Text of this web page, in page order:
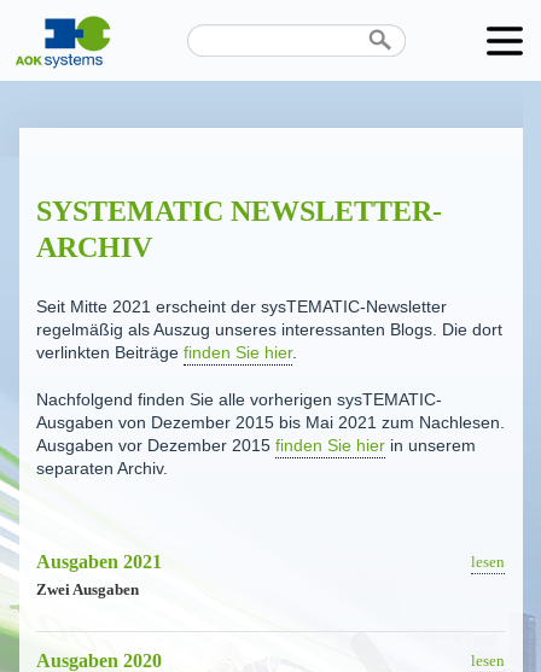
SYSTEMATIC NEWSLETTER-
ARCHIV
Seit Mitte 2021 erscheint der sysTEMATIC-Newsletter
regelmäßig als Auszug unseres interessanten Blogs. Die dort
verlinkten Beiträge finden Sie hier.
Nachfolgend finden Sie alle vorherigen sysTEMATIC-
Ausgaben von Dezember 2015 bis Mai 2021 zum Nachlesen.
Ausgaben vor Dezember 2015 finden Sie hier in unserem
separaten Archiv.
lesen
Ausgaben 2021
Zwei Ausgaben
lesen
Ausgaben 2020
Karriere
Termine
Datenschutz